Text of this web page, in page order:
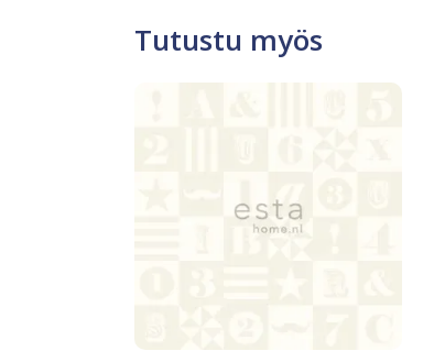
Tutustu myös